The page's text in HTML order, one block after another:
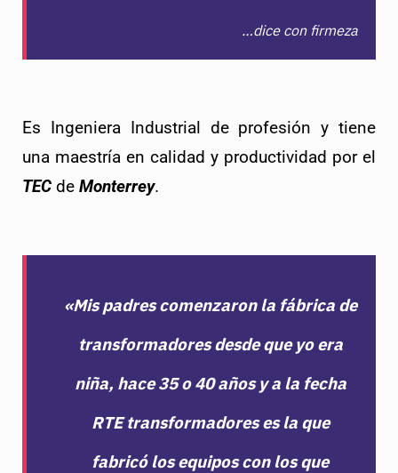
…dice con firmeza
Es Ingeniera Industrial de profesión y tiene
TEC de Monterrey.
«Mis padres comenzaron la fábrica de
transformadores desde que yo era
niña, hace 35 o 40 años y a la fecha
RTE transformadores es la que
fabricó los equipos con los que